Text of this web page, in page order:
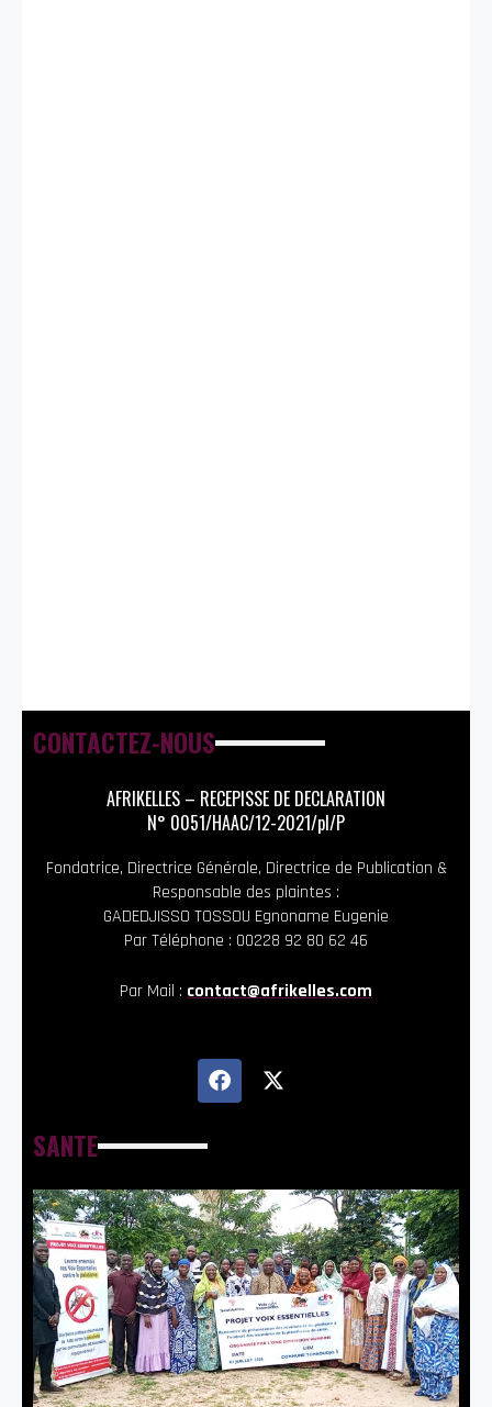
CONTACTEZ-NOUS
AFRIKELLES – RECEPISSE DE DECLARATION
N° 0051/HAAC/12-2021/pl/P
Fondatrice, Directrice Générale, Directrice de Publication &
Responsable des plaintes :
GADEDJISSO TOSSOU Egnoname Eugenie
Par Téléphone : 00228 92 80 62 46
Par Mail : contact@afrikelles.com
SANTE